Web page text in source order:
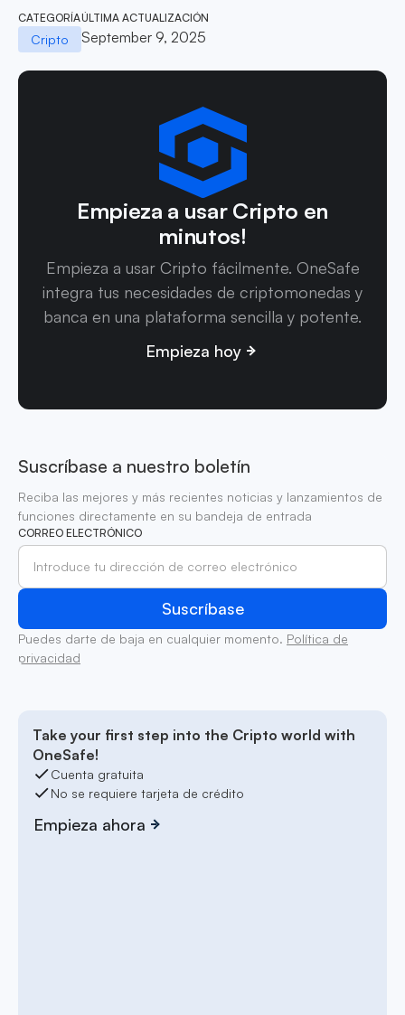
CATEGORÍA
Cripto
ÚLTIMA ACTUALIZACIÓN
September 9, 2025
Empieza a usar Cripto en
minutos!
Empieza a usar Cripto fácilmente. OneSafe
integra tus necesidades de criptomonedas y
banca en una plataforma sencilla y potente.
Empieza hoy
Suscríbase a nuestro boletín
Reciba las mejores y más recientes noticias y lanzamientos de
funciones directamente en su bandeja de entrada
CORREO ELECTRÓNICO
Puedes darte de baja en cualquier momento. Política de
privacidad
Take your first step into the Cripto world with
OneSafe!
Cuenta gratuita
No se requiere tarjeta de crédito
Empieza ahora